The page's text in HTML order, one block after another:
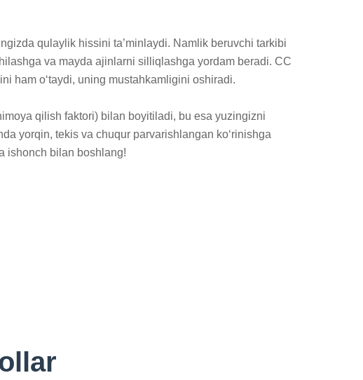
qulaylik hissini ta’minlaydi. Namlik beruvchi tarkibi
va mayda ajinlarni silliqlashga yordam beradi. CC
ham o‘taydi, uning mustahkamligini oshiradi.
qilish faktori) bilan boyitiladi, bu esa yuzingizni
yorqin, tekis va chuqur parvarishlangan ko‘rinishga
ishonch bilan boshlang!